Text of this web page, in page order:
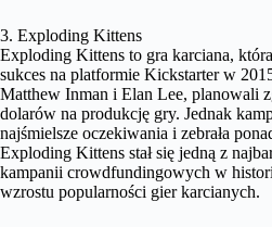
3. Exploding Kittens
Exploding Kittens to gra karciana,
sukces na platformie Kickstarter w
Matthew Inman i Elan Lee, planowali
dolarów na produkcję gry. Jednak
najśmielsze oczekiwania i zebrała
Exploding Kittens stał się jedną z
kampanii crowdfundingowych w
wzrostu popularności gier karcianych.